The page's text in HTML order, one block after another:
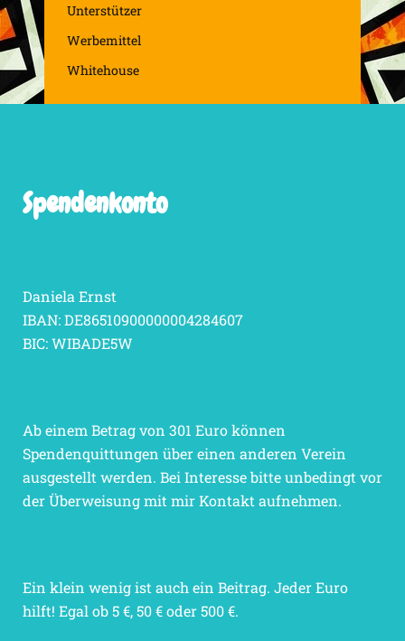
Unterstützer
Werbemittel
Whitehouse
Spendenkonto
Daniela Ernst
IBAN: DE86510900000004284607
BIC: WIBADE5W
Ab einem Betrag von 301 Euro können
Spendenquittungen über einen anderen Verein
ausgestellt werden. Bei Interesse bitte unbedingt vor
der Überweisung mit mir Kontakt aufnehmen.
Ein klein wenig ist auch ein Beitrag. Jeder Euro
hilft! Egal ob 5 €, 50 € oder 500 €.